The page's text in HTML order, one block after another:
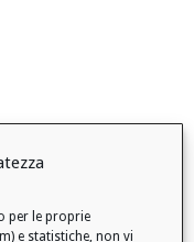
per le proprie
e statistiche, non vi